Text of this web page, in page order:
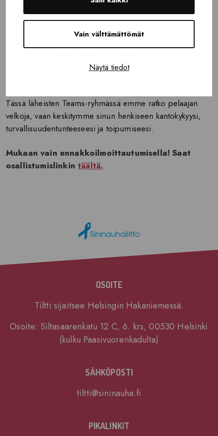
Vain välttämättömät
Näytä tiedot
löytää voimia arkeen, kun velat ja turvattomuus luovat
ympärille jatkuvan ahdistuksen kehän?
Rahapeliongelman aiheuttamat taloushuolet eivät ole vain
taakka, joka aiheuttaa läheiselle jatkuvaa stressiä, häpeää ja
Tässä läheisten Teams-ryhmässä emme ratko pelaajan
velkoja, vaan keskitymme sinun henkiseen kantokykyysi,
turvallisuudentunteeseesi ja toipumiseesi.
Mukaan vain ennakkoilmoittautumisella! Saat
osallistumislinkintäältä.
OSOITE
Tiltti sijaitsee Helsingin Hakaniemessä.
Osoite: Siltasaarenkatu 12 C, 6. krs, 00530 Helsinki
(kulku Paasivuorenkadulta)
SÄHKÖPOSTI
tiltti@sininauha.fi
PIKALINKIT